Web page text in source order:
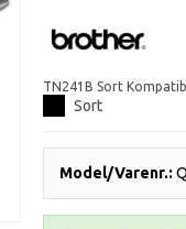
TN241B Sort
Sort
Model/Varenr.: